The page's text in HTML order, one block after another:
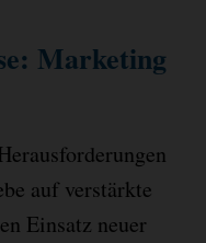
Marketing
auf verstärkte
Einsatz neuer